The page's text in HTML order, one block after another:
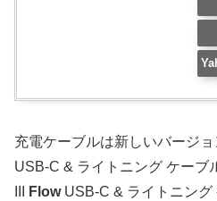
充電ケーブルは新しいバージョ
USB-C & ライトニング ケーブ
FlowUSB-C & ライトニング